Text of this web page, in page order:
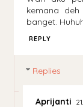
kemana
banget.
REPLY
Replies
Aprijanti